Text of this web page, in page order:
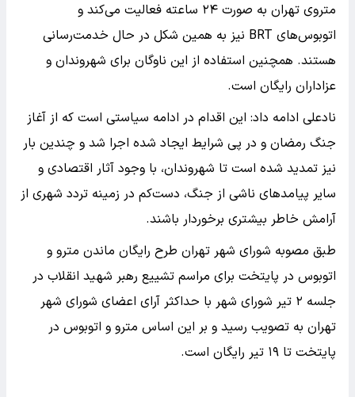
متروی تهران به‌ صورت ۲۴ ساعته فعالیت می‌کند و
اتوبوس‌های BRT نیز به همین شکل در حال خدمت‌رسانی
هستند. همچنین استفاده از این ناوگان برای شهروندان و
عزاداران رایگان است.
نادعلی ادامه داد: این اقدام در ادامه سیاستی است که از آغاز
جنگ رمضان و در پی شرایط ایجاد شده اجرا شد و چندین بار
نیز تمدید شده است تا شهروندان، با وجود آثار اقتصادی و
سایر پیامدهای ناشی از جنگ، دست‌کم در زمینه تردد شهری از
آرامش خاطر بیشتری برخوردار باشند.
طبق مصوبه شورای شهر تهران طرح رایگان ماندن مترو و
اتوبوس در پایتخت برای مراسم تشییع رهبر شهید انقلاب در
جلسه ۲ تیر شورای شهر با حداکثر آرای اعضای شورای شهر
تهران به تصویب رسید و بر این اساس مترو و اتوبوس در
پایتخت تا ۱۹ تیر رایگان است.